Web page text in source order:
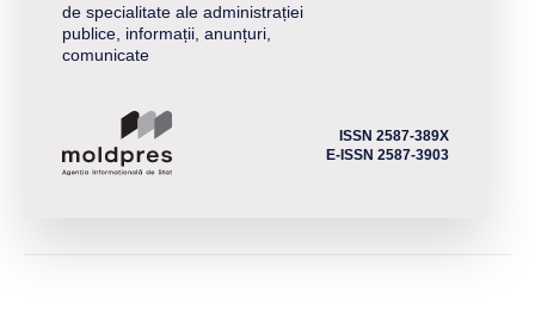
de specialitate ale administrației
publice, informații, anunțuri,
comunicate
ISSN 2587-389X
E-ISSN 2587-3903